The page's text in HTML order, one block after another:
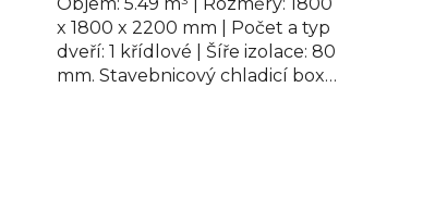
Objem: 5.49 m³ | Rozměry: 1800
x 1800 x 2200 mm | Počet a typ
dveří: 1 křídlové | Šíře izolace: 80
mm. Stavebnicový chladicí box